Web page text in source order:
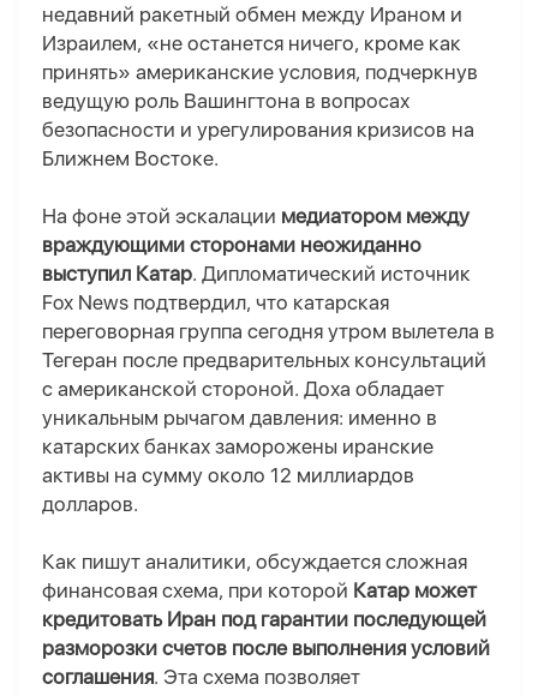
недавний ракетный обмен между Ираном и
Израилем, «не останется ничего, кроме как
принять» американские условия, подчеркнув
ведущую роль Вашингтона в вопросах
безопасности и урегулирования кризисов на
Ближнем Востоке.
На фоне этой эскалации медиатором между
враждующими сторонами неожиданно
выступил Катар. Дипломатический источник
Fox News подтвердил, что катарская
переговорная группа сегодня утром вылетела в
Тегеран после предварительных консультаций
с американской стороной. Доха обладает
уникальным рычагом давления: именно в
катарских банках заморожены иранские
активы на сумму около 12 миллиардов
долларов.
Как пишут аналитики, обсуждается сложная
финансовая схема, при которой Катар может
кредитовать Иран под гарантии последующей
разморозки счетов после выполнения условий
соглашения. Эта схема позволяет